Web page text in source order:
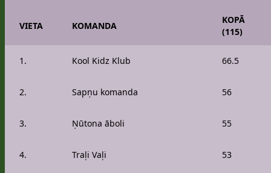
VIETA KOMANDA
KOPĀ
(115)
1. Kool Kidz Klub 66.5
2. Sapņu komanda 56
3. Ņūtona āboli 55
4. Traļi Vaļi 53